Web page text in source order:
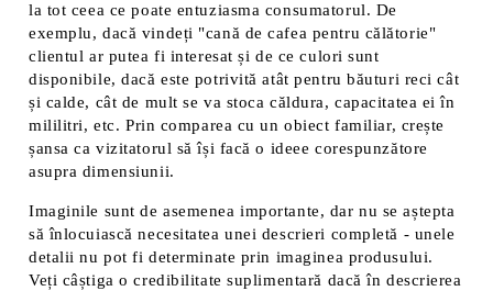
la tot ceea ce poate entuziasma consumatorul. De
exemplu, dacă vindeți "cană de cafea pentru călătorie"
clientul ar putea fi interesat și de ce culori sunt
disponibile, dacă este potrivită atât pentru băuturi reci cât
și calde, cât de mult se va stoca căldura, capacitatea ei în
mililitri, etc. Prin comparea cu un obiect familiar, crește
șansa ca vizitatorul să își facă o ideee corespunzătore
asupra dimensiunii.
Imaginile sunt de asemenea importante, dar nu se aștepta
să înlocuiască necesitatea unei descrieri completă - unele
detalii nu pot fi determinate prin imaginea produsului.
Veți câștiga o credibilitate suplimentară dacă în descrierea